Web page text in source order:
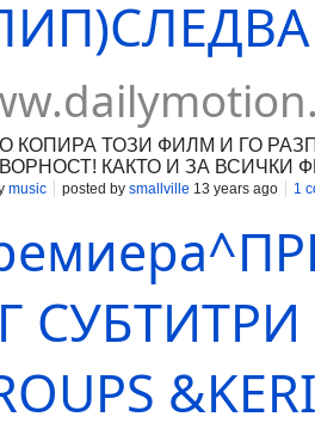
КОПИРА ТОЗИ ФИЛМ И ГО
КАКТО И ЗА ВСИЧКИ
2013®
music posted by smallville 13 years ago 1
СУБТИТРИ